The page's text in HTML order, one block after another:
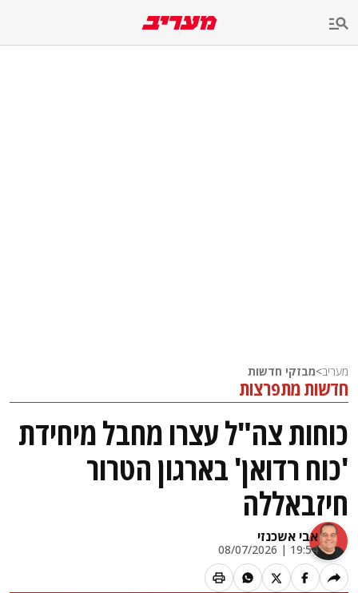
מעריב>מבזקי חדשות
חדשות מתפרצות
כוחות צה"ל עצרו מחבל מיחידת
'כוח רדואן' בארגון הטרור
חיזבאללה
אבי אשכנזי
19:54 | 08/07/2026